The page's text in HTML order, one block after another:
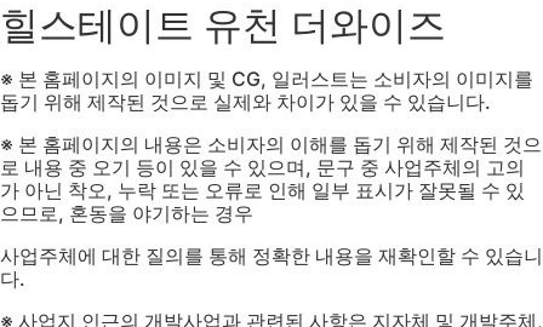
힐스테이트 유천 더와이즈
※ 본 홈페이지의 이미지 및 CG, 일러스트는 소비자의 이미지를
돕기 위해 제작된 것으로 실제와 차이가 있을 수 있습니다.
※ 본 홈페이지의 내용은 소비자의 이해를 돕기 위해 제작된 것으
로 내용 중 오기 등이 있을 수 있으며, 문구 중 사업주체의 고의
가 아닌 착오, 누락 또는 오류로 인해 일부 표시가 잘못될 수 있
으므로, 혼동을 야기하는 경우
사업주체에 대한 질의를 통해 정확한 내용을 재확인할 수 있습니
다.
※ 사업지 인근의 개발사업과 관련된 사항은 지자체 및 개발주체,